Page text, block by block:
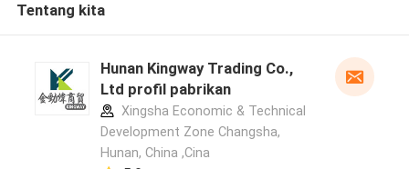
Tentang kita
Hunan Kingway Trading Co.,
Ltd profil pabrikan
Xingsha Economic & Technical
Development Zone Changsha,
Hunan, China ,Cina